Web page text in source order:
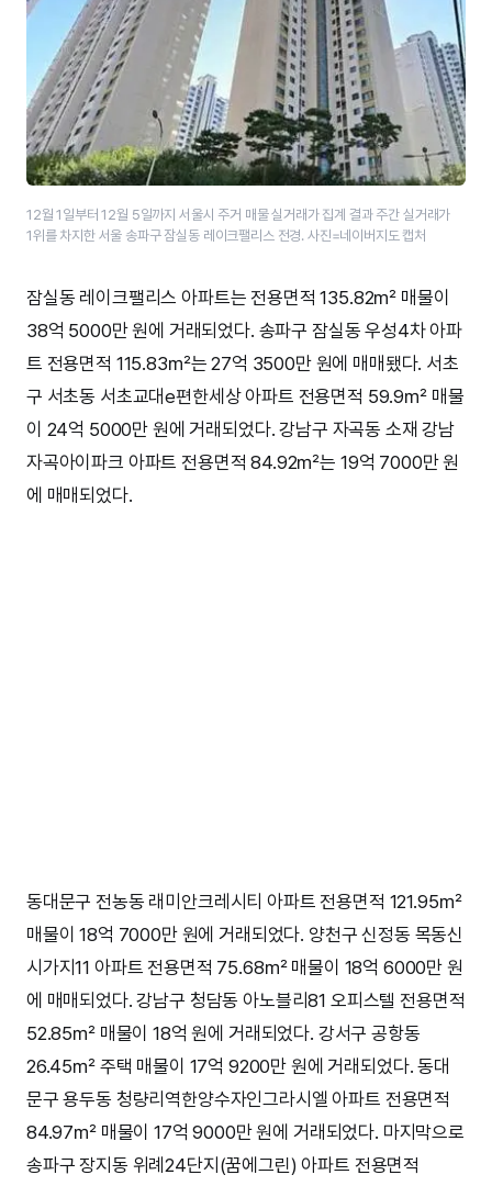
12월 1일부터 12월 5일까지 서울시 주거 매물 실거래가 집계 결과 주간 실거래가
1위를 차지한 서울 송파구 잠실동 레이크팰리스 전경. 사진=네이버지도 캡처
잠실동 레이크팰리스 아파트는 전용면적 135.82㎡ 매물이
38억 5000만 원에 거래되었다. 송파구 잠실동 우성4차 아파
트 전용면적 115.83㎡는 27억 3500만 원에 매매됐다. 서초
구 서초동 서초교대e편한세상 아파트 전용면적 59.9㎡ 매물
이 24억 5000만 원에 거래되었다. 강남구 자곡동 소재 강남
자곡아이파크 아파트 전용면적 84.92㎡는 19억 7000만 원
에 매매되었다.
동대문구 전농동 래미안크레시티 아파트 전용면적 121.95㎡
매물이 18억 7000만 원에 거래되었다. 양천구 신정동 목동신
시가지11 아파트 전용면적 75.68㎡ 매물이 18억 6000만 원
에 매매되었다. 강남구 청담동 아노블리81 오피스텔 전용면적
52.85㎡ 매물이 18억 원에 거래되었다. 강서구 공항동
26.45㎡ 주택 매물이 17억 9200만 원에 거래되었다. 동대
문구 용두동 청량리역한양수자인그라시엘 아파트 전용면적
84.97㎡ 매물이 17억 9000만 원에 거래되었다. 마지막으로
송파구 장지동 위례24단지(꿈에그린) 아파트 전용면적